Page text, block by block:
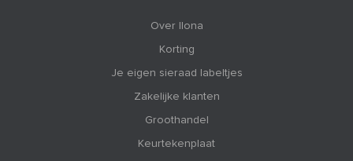
Over Ilona
Korting
Je eigen sieraad labeltjes
Zakelijke klanten
Groothandel
Keurtekenplaat